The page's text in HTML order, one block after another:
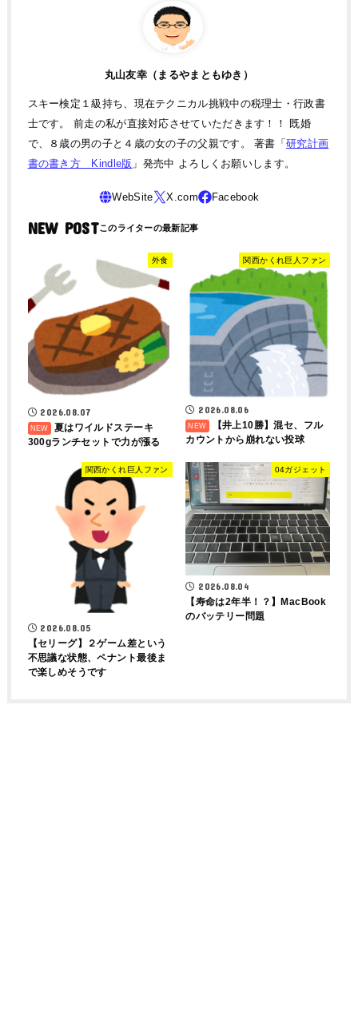
丸山友幸（まるやまともゆき）
スキー検定１級持ち、現在テクニカル挑戦中の税理士・行政書
士です。 前走の私が直接対応させていただきます！！ 既婚
で、８歳の男の子と４歳の女の子の父親です。 著書「研究計画
書の書き方 Kindle版 」発売中 よろしくお願いします。
NEW POST
外食
2026.08.07
夏はワイルドステーキ
300gランチセットで力が漲る
関西かくれ巨人ファン
2026.08.06
【井上10勝】混セ、フル
カウントから崩れない投球
関西かくれ巨人ファン
2026.08.05
【セリーグ】２ゲーム差という
不思議な状態、ペナント最後ま
で楽しめそうです
04ガジェット
2026.08.04
【寿命は2年半！？】MacBook
のバッテリー問題